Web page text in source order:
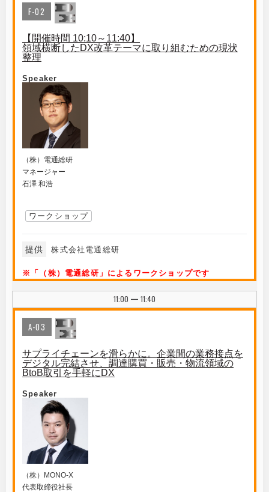
F-02
【開催時間 10:10～11:40】
領域横断したDX改革テーマに取り組むための現状
整理
Speaker
（株）電通総研
マネージャー
石澤 和浩
ワークショップ
提供 株式会社電通総研
※「（株）電通総研」によるワークショップです
11:00 | 11:40
A-03
サプライチェーンを滑らかに。企業間の業務接点を
デジタル完結させ、調達購買・販売・物流領域の
BtoB取引を手軽にDX
Speaker
（株）MONO-X
代表取締役社長